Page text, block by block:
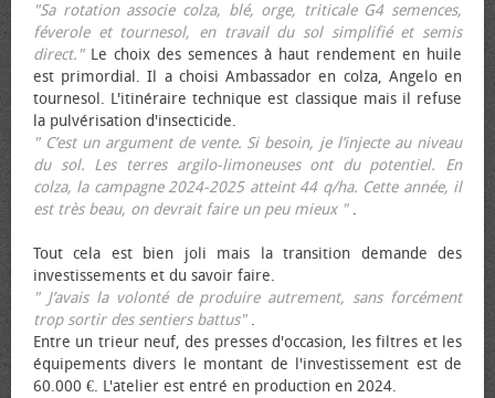
"Sa rotation associe colza, blé, orge, triticale G4 semences,
féverole et tournesol, en travail du sol simplifié et semis
direct."Le choix des semences à haut rendement en huile
est primordial. Il a choisi Ambassador en colza, Angelo en
tournesol. L'itinéraire technique est classique mais il refuse
la pulvérisation d'insecticide.
" C’est un argument de vente. Si besoin, je l’injecte au niveau
du sol. Les terres argilo-limoneuses ont du potentiel. En
colza, la campagne 2024-2025 atteint 44 q/ha. Cette année, il
est très beau, on devrait faire un peu mieux ".
Tout cela est bien joli mais la transition demande des
investissements et du savoir faire.
" J’avais la volonté de produire autrement, sans forcément
trop sortir des sentiers battus".
Entre un trieur neuf, des presses d'occasion, les filtres et les
équipements divers le montant de l'investissement est de
60.000 €. L'atelier est entré en production en 2024.